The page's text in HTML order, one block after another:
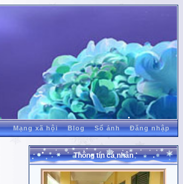
Mạng xã hội Blog Sổ ảnh Đăng nhập
Thông tin cá nhân